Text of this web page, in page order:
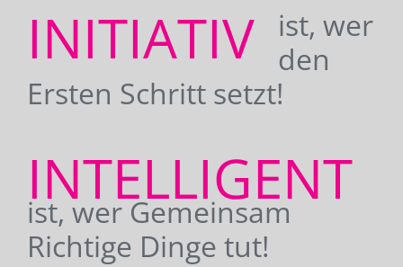
INITIATIV
ist, wer
den
Ersten Schritt setzt!
INTELLIGENT
ist, wer Gemeinsam
Richtige Dinge tut!